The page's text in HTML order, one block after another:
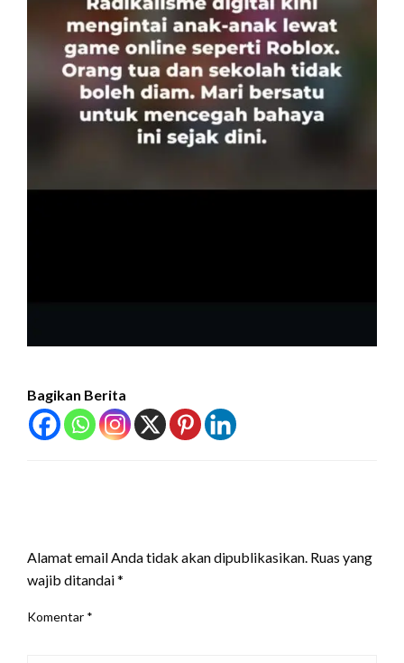
Bagikan Berita
Alamat email Anda tidak akan dipublikasikan. Ruas yang
wajib ditandai*
Komentar *